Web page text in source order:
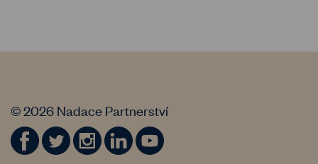
© 2026 Nadace Partnerství